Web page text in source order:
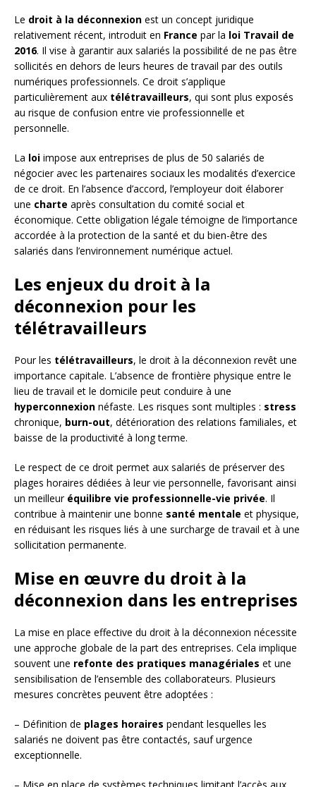
Le droit à la déconnexion est un concept juridique
relativement récent, introduit en France par la loi Travail de
2016. Il vise à garantir aux salariés la possibilité de ne pas être
sollicités en dehors de leurs heures de travail par des outils
numériques professionnels. Ce droit s’applique
particulièrement aux télétravailleurs, qui sont plus exposés
au risque de confusion entre vie professionnelle et
personnelle.
La loi impose aux entreprises de plus de 50 salariés de
négocier avec les partenaires sociaux les modalités d’exercice
de ce droit. En l’absence d’accord, l’employeur doit élaborer
une charte après consultation du comité social et
économique. Cette obligation légale témoigne de l’importance
accordée à la protection de la santé et du bien-être des
salariés dans l’environnement numérique actuel.
Les enjeux du droit à la
déconnexion pour les
télétravailleurs
Pour les télétravailleurs, le droit à la déconnexion revêt une
importance capitale. L’absence de frontière physique entre le
lieu de travail et le domicile peut conduire à une
hyperconnexion néfaste. Les risques sont multiples : stress
chronique, burn-out, détérioration des relations familiales, et
baisse de la productivité à long terme.
Le respect de ce droit permet aux salariés de préserver des
plages horaires dédiées à leur vie personnelle, favorisant ainsi
un meilleur équilibre vie professionnelle-vie privée. Il
contribue à maintenir une bonne santé mentale et physique,
en réduisant les risques liés à une surcharge de travail et à une
sollicitation permanente.
Mise en œuvre du droit à la
déconnexion dans les entreprises
La mise en place effective du droit à la déconnexion nécessite
une approche globale de la part des entreprises. Cela implique
souvent une refonte des pratiques managériales et une
sensibilisation de l’ensemble des collaborateurs. Plusieurs
mesures concrètes peuvent être adoptées :
– Définition de plages horaires pendant lesquelles les
salariés ne doivent pas être contactés, sauf urgence
exceptionnelle.